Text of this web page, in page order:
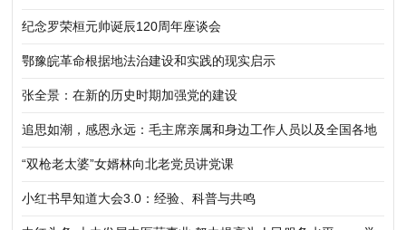
联欢会在京举行
纪念罗荣桓元帅诞辰120周年座谈会
鄂豫皖革命根据地法治建设和实践的现实启示
张全景：在新的历史时期加强党的建设
追思如潮，感恩永远：毛主席亲属和身边工作人员以及全国各地
群众瞻仰毛主席遗容
“双枪老太婆”女婿林向北老党员讲党课
小红书早知道大会3.0：经验、科普与共鸣